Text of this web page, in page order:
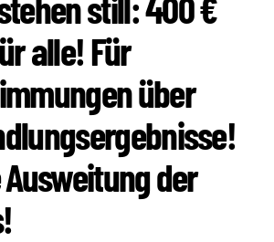
alle! Für
über
der